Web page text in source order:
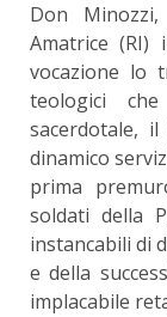
Don
Amatrice
vocazione lo
teologici
sacerdotale,
dinamico
prima
soldati della
instancabili di
e della
implacabile